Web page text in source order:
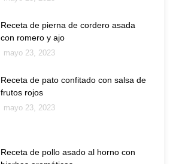
Receta de pierna de cordero asada
con romero y ajo
mayo 23, 2023
Receta de pato confitado con salsa de
frutos rojos
mayo 23, 2023
Receta de pollo asado al horno con